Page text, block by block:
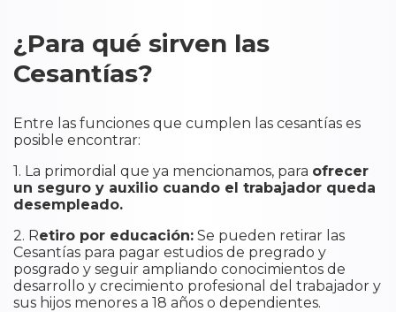
¿Para qué sirven las
Cesantías?
Entre las funciones que cumplen las cesantías es
posible encontrar:
1. La primordial que ya mencionamos, para ofrecer
un seguro y auxilio cuando el trabajador queda
desempleado.
2. Retiro por educación: Se pueden retirar las
Cesantías para pagar estudios de pregrado y
posgrado y seguir ampliando conocimientos de
desarrollo y crecimiento profesional del trabajador y
sus hijos menores a 18 años o dependientes.